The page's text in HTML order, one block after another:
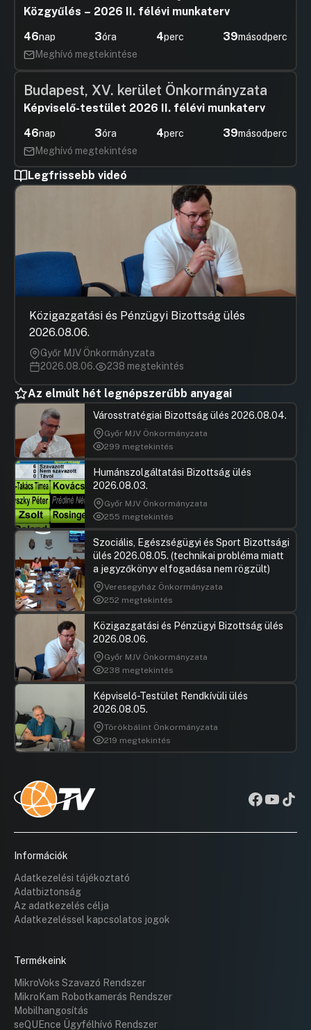
Közgyűlés – 2026 II. félévi munkaterv
46nap 3óra 4perc 38másodperc
Meghívó megtekintése
Budapest, XV. kerület Önkormányzata
Képviselő-testület 2026 II. félévi munkaterv
46nap 3óra 4perc 38másodperc
Meghívó megtekintése
Legfrissebb videó
Közigazgatási és Pénzügyi Bizottság ülés
2026.08.06.
Győr MJV Önkormányzata
2026.08.06.
238 megtekintés
Az elmúlt hét legnépszerűbb anyagai
Városstratégiai Bizottság ülés 2026.08.04.
Győr MJV Önkormányzata
299 megtekintés
Humánszolgáltatási Bizottság ülés
2026.08.03.
Győr MJV Önkormányzata
255 megtekintés
Szociális, Egészségügyi és Sport Bizottsági
ülés 2026.08.05. (technikai probléma miatt
a jegyzőkönyv elfogadása nem rögzült)
Veresegyház Önkormányzata
252 megtekintés
Közigazgatási és Pénzügyi Bizottság ülés
2026.08.06.
Győr MJV Önkormányzata
238 megtekintés
Képviselő-Testület Rendkívüli ülés
2026.08.05.
Törökbálint Önkormányzata
219 megtekintés
Információk
Adatkezelési tájékoztató
Adatbiztonság
Az adatkezelés célja
Adatkezeléssel kapcsolatos jogok
Termékeink
MikroVoks Szavazó Rendszer
MikroKam Robotkamerás Rendszer
Mobilhangosítás
seQUEnce Ügyfélhívó Rendszer